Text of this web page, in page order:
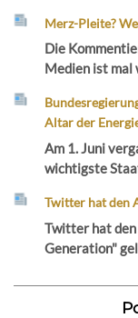
Merz-Pleite?
Die
Medien ist mal
Altar der
Am 1. Juni
wichtigste
Twitter hat den
Twitter hat
Generation"